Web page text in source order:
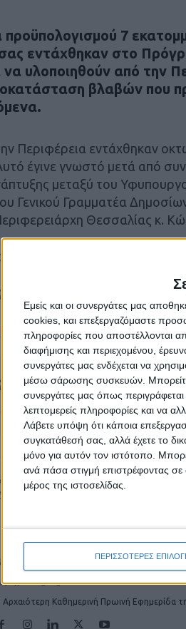
Εμείς και οι συνεργάτες μας
cookies, και επεξεργαζόμαστε
πληροφορίες που αποστέλλονται
διαφήμισης και περιεχομένου,
συνεργάτες μας ενδέχεται να
μέσω σάρωσης συσκευών. Μπορείτε
συνεργάτες μας όπως
λεπτομερείς πληροφορίες και να
Λάβετε υπόψη ότι κάποια
συγκατάθεσή σας, αλλά έχετε το
μόνο για αυτόν τον ιστότοπο.
ανά πάσα στιγμή επιστρέφοντας
μέρος της ιστοσελίδας.
ΠΕΡΙΣΣΟΤΕΡΕΣ
7
εντάχθηκαν στο
να υλοποιηθούν από την
βλαβών που
Περιφέρεια εντάχθηκαν
έγινε γνωστό μετά από
μεταξύ του
Γενικού Γραμματέα
Θεσσαλίας κ.
που εντάχθηκαν για το Ν.
έντυπη έκδοση του «Νέου
Σήμερα
την εφημερίδα
εξελίξεις στην περιοχή της
η διακοπή
Ανθοχώρι - Κερασιά
ΑΓΩΝ
neosagon.gr
Αρχαιότερη Καθημερινή Πρωινή Εφημερίδα